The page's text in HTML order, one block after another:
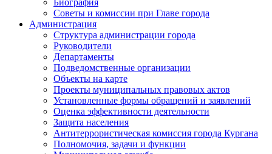
Биография
Советы и комиссии при Главе города
Администрация
Структура администрации города
Руководители
Департаменты
Подведомственные организации
Объекты на карте
Проекты муниципальных правовых актов
Установленные формы обращений и заявлений
Оценка эффективности деятельности
Защита населения
Антитеррористическая комиссия города Кургана
Полномочия, задачи и функции